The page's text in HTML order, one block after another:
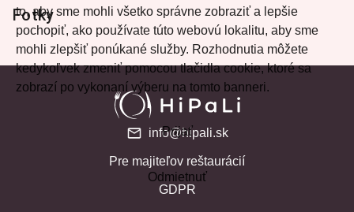
Fotky
to, aby sme mohli všetko správne zobraziť a lepšie
pochopiť, ako používate túto webovú lokalitu, aby sme
mohli zlepšiť ponúkané služby. Rozhodnutia môžete
kedykoľvek zmeniť pomocou tlačidla cookie, ktoré sa
zobrazí po vykonaní výberu na tomto banneri.
Prijať
Odmietnuť
info@hipali.sk
Pre majiteľov reštaurácií
GDPR